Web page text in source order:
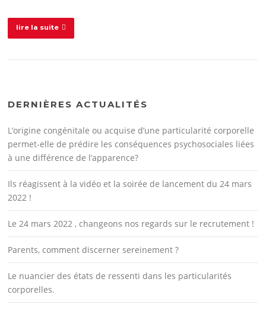
lire la suite
DERNIÈRES ACTUALITÉS
L’origine congénitale ou acquise d’une particularité corporelle
permet-elle de prédire les conséquences psychosociales liées
à une différence de l’apparence?
Ils réagissent à la vidéo et la soirée de lancement du 24 mars
2022 !
Le 24 mars 2022 , changeons nos regards sur le recrutement !
Parents, comment discerner sereinement ?
Le nuancier des états de ressenti dans les particularités
corporelles.